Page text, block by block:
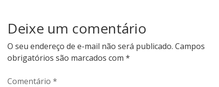
Deixe um comentário
O seu endereço de e-mail não será publicado. Campos
obrigatórios são marcados com *
Comentário *